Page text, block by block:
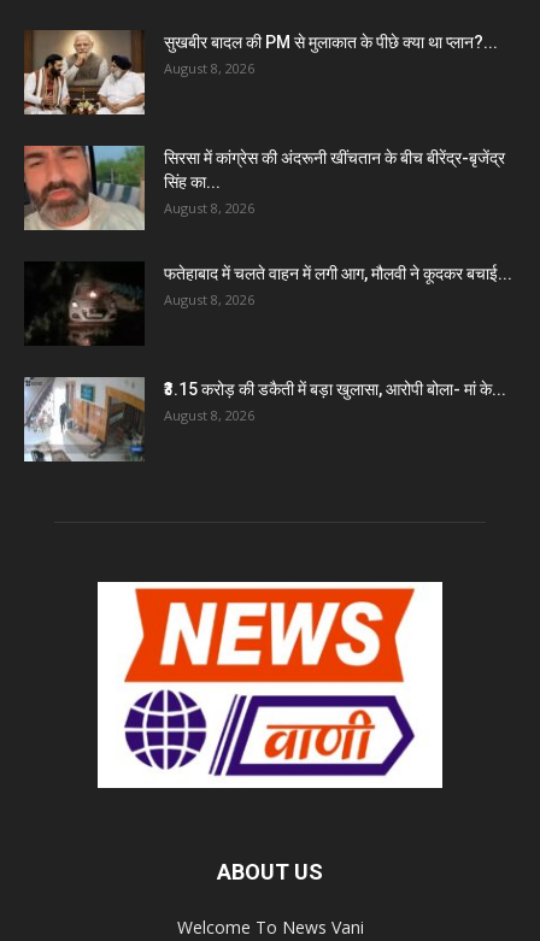
सुखबीर बादल की PM से मुलाकात के पीछे क्या था प्लान?...
August 8, 2026
सिरसा में कांग्रेस की अंदरूनी खींचतान के बीच बीरेंद्र-बृजेंद्र
सिंह का...
August 8, 2026
फतेहाबाद में चलते वाहन में लगी आग, मौलवी ने कूदकर बचाई...
August 8, 2026
₹3.15 करोड़ की डकैती में बड़ा खुलासा, आरोपी बोला- मां के...
August 8, 2026
ABOUT US
Welcome To News Vani